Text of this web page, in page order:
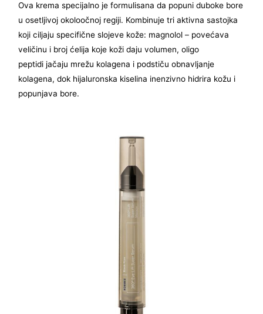
Ova krema specijalno je formulisana da popuni duboke bore
u osetljivoj okoloočnoj regiji. Kombinuje tri aktivna sastojka
koji ciljaju specifične slojeve kože: magnolol – povećava
veličinu i broj ćelija koje koži daju volumen, oligo
peptidi jačaju mrežu kolagena i podstiču obnavljanje
kolagena, dok hijaluronska kiselina inenzivno hidrira kožu i
popunjava bore.